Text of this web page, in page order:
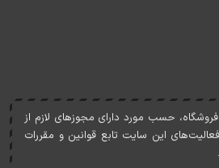
حسب مورد دارای مجوزهای لازم از
اين سايت تابع قوانين و مقررات